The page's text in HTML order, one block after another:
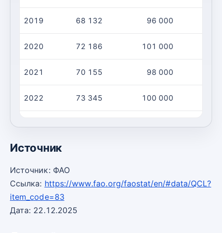
2019 68 132 96 000
2020 72 186 101 000
2021 70 155 98 000
2022 73 345 100 000
Источник
Источник: ФАО
Ссылка: https://www.fao.org/faostat/en/#data/QCL?
item_code=83
Дата: 22.12.2025